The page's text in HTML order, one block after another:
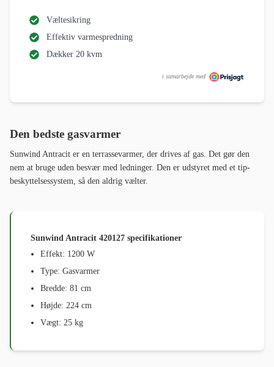
Væltesikring
Effektiv varmespredning
Dækker 20 kvm
i samarbejde med
Den bedste gasvarmer
Sunwind Antracit er en terrassevarmer, der drives af gas. Det gør den
nem at bruge uden besvær med ledninger. Den er udstyret med et tip-
beskyttelsessystem, så den aldrig vælter.
Sunwind Antracit 420127 specifikationer
Effekt: 1200 W
Type: Gasvarmer
Bredde: 81 cm
Højde: 224 cm
Vægt: 25 kg